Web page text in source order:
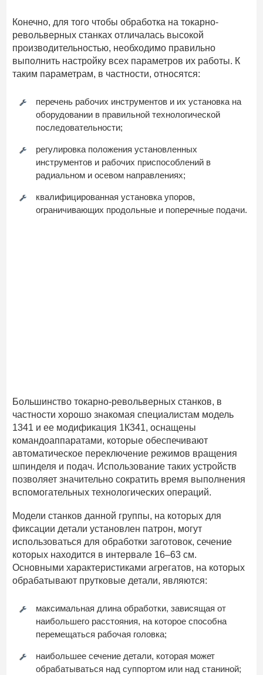
Конечно, для того чтобы обработка на токарно-
револьверных станках отличалась высокой
производительностью, необходимо правильно
выполнить настройку всех параметров их работы. К
таким параметрам, в частности, относятся:
перечень рабочих инструментов и их установка на
оборудовании в правильной технологической
последовательности;
регулировка положения установленных
инструментов и рабочих приспособлений в
радиальном и осевом направлениях;
квалифицированная установка упоров,
ограничивающих продольные и поперечные подачи.
Большинство токарно-револьверных станков, в
частности хорошо знакомая специалистам модель
1341 и ее модификация 1К341, оснащены
командоаппаратами, которые обеспечивают
автоматическое переключение режимов вращения
шпинделя и подач. Использование таких устройств
позволяет значительно сократить время выполнения
вспомогательных технологических операций.
Модели станков данной группы, на которых для
фиксации детали установлен патрон, могут
использоваться для обработки заготовок, сечение
которых находится в интервале 16–63 см.
Основными характеристиками агрегатов, на которых
обрабатывают прутковые детали, являются:
максимальная длина обработки, зависящая от
наибольшего расстояния, на которое способна
перемещаться рабочая головка;
наибольшее сечение детали, которая может
обрабатываться над суппортом или над станиной;